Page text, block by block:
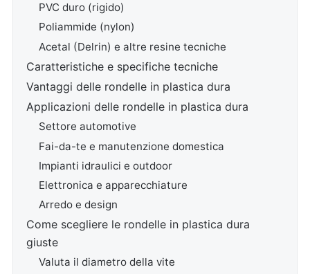
PVC duro (rigido)
Poliammide (nylon)
Acetal (Delrin) e altre resine tecniche
Caratteristiche e specifiche tecniche
Vantaggi delle rondelle in plastica dura
Applicazioni delle rondelle in plastica dura
Settore automotive
Fai-da-te e manutenzione domestica
Impianti idraulici e outdoor
Elettronica e apparecchiature
Arredo e design
Come scegliere le rondelle in plastica dura
giuste
Valuta il diametro della vite